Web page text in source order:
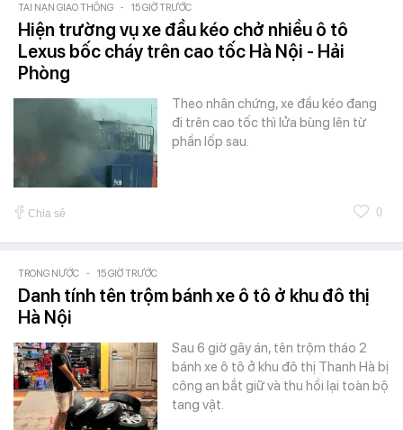
TAI NẠN GIAO THÔNG - 15 GIỜ TRƯỚC
Hiện trường vụ xe đầu kéo chở nhiều ô tô
Lexus bốc cháy trên cao tốc Hà Nội - Hải
Phòng
Theo nhân chứng, xe đầu kéo đang
đi trên cao tốc thì lửa bùng lên từ
phần lốp sau.
Chia sẻ 0
TRONG NƯỚC - 15 GIỜ TRƯỚC
Danh tính tên trộm bánh xe ô tô ở khu đô thị
Hà Nội
Sau 6 giờ gây án, tên trộm tháo 2
bánh xe ô tô ở khu đô thị Thanh Hà bị
công an bắt giữ và thu hồi lại toàn bộ
tang vật.